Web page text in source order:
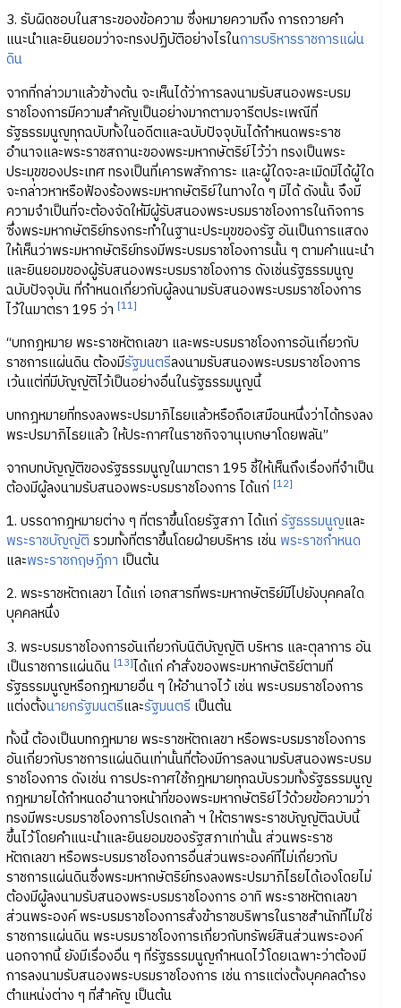
3. รับผิดชอบในสาระของข้อความ ซึ่งหมายความถึง การถวายคำ
แนะนำและยินยอมว่าจะทรงปฏิบัติอย่างไรในการบริหารราชการแผ่น
ดิน
จากที่กล่าวมาแล้วข้างต้น จะเห็นได้ว่าการลงนามรับสนองพระบรม
ราชโองการมีความสำคัญเป็นอย่างมากตามจารีตประเพณีที่
รัฐธรรมนูญทุกฉบับทั้งในอดีตและฉบับปัจจุบันได้กำหนดพระราช
อำนาจและพระราชสถานะของพระมหากษัตริย์ไว้ว่า ทรงเป็นพระ
ประมุขของประเทศ ทรงเป็นที่เคารพสักการะ และผู้ใดจะละเมิดมิได้ผู้ใด
จะกล่าวหาหรือฟ้องร้องพระมหากษัตริย์ในทางใด ๆ มิได้ ดังนั้น จึงมี
ความจำเป็นที่จะต้องจัดให้มีผู้รับสนองพระบรมราชโองการในกิจการ
ซึ่งพระมหากษัตริย์ทรงกระทำในฐานะประมุขของรัฐ อันเป็นการแสดง
ให้เห็นว่าพระมหากษัตริย์ทรงมีพระบรมราชโองการนั้น ๆ ตามคำแนะนำ
และยินยอมของผู้รับสนองพระบรมราชโองการ ดังเช่นรัฐธรรมนูญ
ฉบับปัจจุบัน ที่กำหนดเกี่ยวกับผู้ลงนามรับสนองพระบรมราชโองการ
ไว้ในมาตรา 195 ว่า [11]
“บทกฎหมาย พระราชหัตถเลขา และพระบรมราชโองการอันเกี่ยวกับ
ราชการแผ่นดิน ต้องมีรัฐมนตรีลงนามรับสนองพระบรมราชโองการ
เว้นแต่ที่มีบัญญัติไว้เป็นอย่างอื่นในรัฐธรรมนูญนี้
บทกฎหมายที่ทรงลงพระปรมาภิไธยแล้วหรือถือเสมือนหนึ่งว่าได้ทรงลง
พระปรมาภิไธยแล้ว ให้ประกาศในราชกิจจานุเบกษาโดยพลัน”
จากบทบัญญัติของรัฐธรรมนูญในมาตรา 195 ชี้ให้เห็นถึงเรื่องที่จำเป็น
ต้องมีผู้ลงนามรับสนองพระบรมราชโองการ ได้แก่ [12]
1. บรรดากฎหมายต่าง ๆ ที่ตราขึ้นโดยรัฐสภา ได้แก่ รัฐธรรมนูญและ
พระราชบัญญัติ รวมทั้งที่ตราขึ้นโดยฝ่ายบริหาร เช่น พระราชกำหนด
และพระราชกฤษฎีกา เป็นต้น
2. พระราชหัตถเลขา ได้แก่ เอกสารที่พระมหากษัตริย์มีไปยังบุคคลใด
บุคคลหนึ่ง
3. พระบรมราชโองการอันเกี่ยวกับนิติบัญญัติ บริหาร และตุลาการ อัน
เป็นราชการแผ่นดิน [13]ได้แก่ คำสั่งของพระมหากษัตริย์ตามที่
รัฐธรรมนูญหรือกฎหมายอื่น ๆ ให้อำนาจไว้ เช่น พระบรมราชโองการ
แต่งตั้งนายกรัฐมนตรีและรัฐมนตรี เป็นต้น
ทั้งนี้ ต้องเป็นบทกฎหมาย พระราชหัตถเลขา หรือพระบรมราชโองการ
อันเกี่ยวกับราชการแผ่นดินเท่านั้นที่ต้องมีการลงนามรับสนองพระบรม
ราชโองการ ดังเช่น การประกาศใช้กฎหมายทุกฉบับรวมทั้งรัฐธรรมนูญ
กฎหมายได้กำหนดอำนาจหน้าที่ของพระมหากษัตริย์ไว้ด้วยข้อความว่า
ทรงมีพระบรมราชโองการโปรดเกล้า ฯ ให้ตราพระราชบัญญัติฉบับนี้
ขึ้นไว้โดยคำแนะนำและยินยอมของรัฐสภาเท่านั้น ส่วนพระราช
หัตถเลขา หรือพระบรมราชโองการอื่นส่วนพระองค์ที่ไม่เกี่ยวกับ
ราชการแผ่นดินซึ่งพระมหากษัตริย์ทรงลงพระปรมาภิไธยได้เองโดยไม่
ต้องมีผู้ลงนามรับสนองพระบรมราชโองการ อาทิ พระราชหัตถเลขา
ส่วนพระองค์ พระบรมราชโองการสั่งข้าราชบริพารในราชสำนักที่ไม่ใช่
ราชการแผ่นดิน พระบรมราชโองการเกี่ยวกับทรัพย์สินส่วนพระองค์
นอกจากนี้ ยังมีเรื่องอื่น ๆ ที่รัฐธรรมนูญกำหนดไว้โดยเฉพาะว่าต้องมี
การลงนามรับสนองพระบรมราชโองการ เช่น การแต่งตั้งบุคคลดำรง
ตำแหน่งต่าง ๆ ที่สำคัญ เป็นต้น